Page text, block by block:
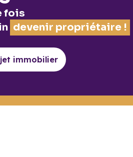
fois
devenir propriétaire !
immobilier